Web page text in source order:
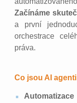
Začínáme
a první
orchestrace
práva.
Co jsou AI